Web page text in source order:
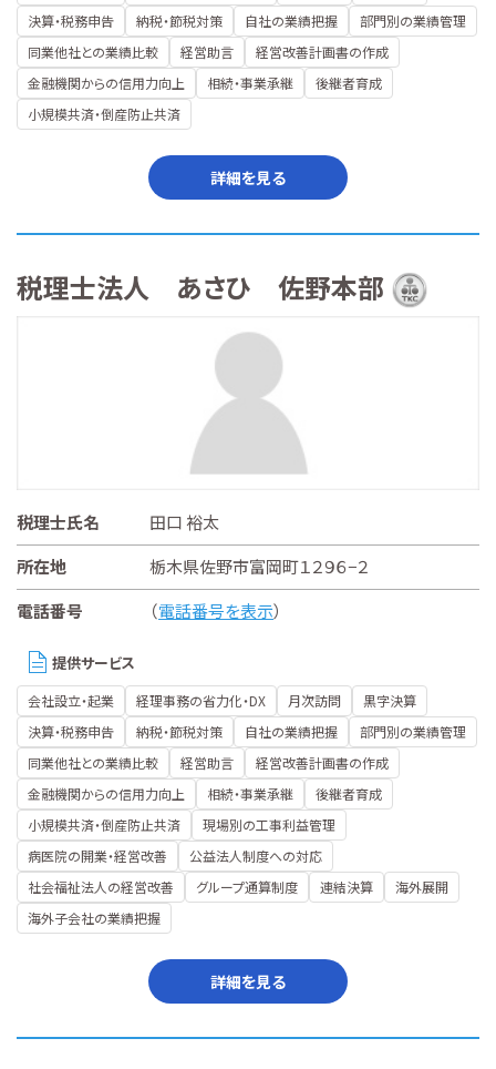
決算・税務申告 納税・節税対策 自社の業績把握
部門別の業績管理
同業他社との業績比較
経営助言
経営改善計画書の作成
金融機関からの信用力向上
相続・事業承継
後継者育成
小規模共済・倒産防止共済
詳細を見る
税理士法人 あさひ 佐野本部
税理士氏名
田口 裕太
所在地
栃木県佐野市富岡町１２９６−２
電話番号
（電話番号を表示）
提供サービス
会社設立・起業 経理事務の省力化・DX 月次訪問
黒字決算
決算・税務申告
納税・節税対策 自社の業績把握
部門別の業績管理
同業他社との業績比較
経営助言
経営改善計画書の作成
金融機関からの信用力向上
相続・事業承継
後継者育成
小規模共済・倒産防止共済
現場別の工事利益管理
病医院の開業・経営改善
公益法人制度への対応
社会福祉法人の経営改善
グループ通算制度 連結決算
海外展開
海外子会社の業績把握
詳細を見る